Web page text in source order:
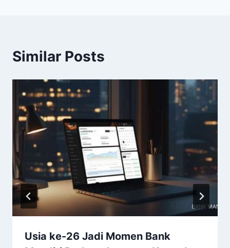
Similar Posts
Usia ke-26 Jadi Momen Bank